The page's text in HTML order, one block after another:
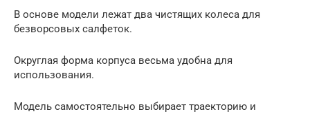
В основе модели лежат два чистящих колеса для
безворсовых салфеток.
Округлая форма корпуса весьма удобна для
использования.
Модель самостоятельно выбирает траекторию и